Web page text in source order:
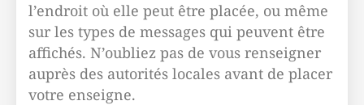
l’endroit où elle peut être placée, ou même
sur les types de messages qui peuvent être
affichés. N’oubliez pas de vous renseigner
auprès des autorités locales avant de placer
votre enseigne.